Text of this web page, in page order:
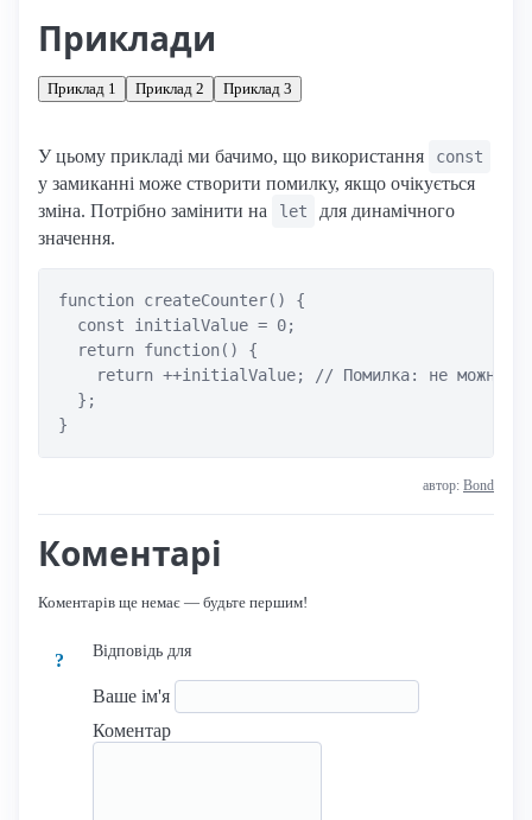
Приклади
Приклад 1 Приклад 2 Приклад 3
У цьому прикладі ми бачимо, що використання const
у замиканні може створити помилку, якщо очікується
зміна. Потрібно замінити на
let
для динамічного
значення.
function createCounter() {
  const initialValue = 0;
  return function() {
return ++initialValue; // Помилка: не можна
  };
}
автор: Bond
Коментарі
Коментарів ще немає — будьте першим!
?
Відповідь для
Ваше ім'я
Коментар